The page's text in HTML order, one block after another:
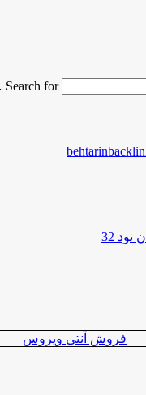
Search for
32
فروش آنتی ویروس